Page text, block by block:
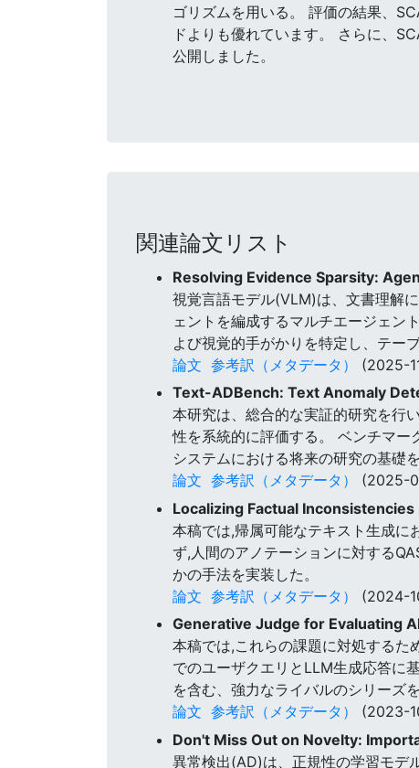
ゴリズムを用いる。 評価の結果、
ドよりも優れています。 さらに、
公開しました。
関連論文リスト
Resolving Evidence Sparsity:
視覚言語モデル(VLM)は、文書理解
ェントを編成するマルチエージェン
よび視覚的手がかりを特定し、テー
論文 参考訳（メタデータ）
(2025-
Text-ADBench: Text Anomaly
本研究は、総合的な実証的研究を行
性を系統的に評価する。 ベンチマー
システムにおける将来の研究の基礎を
論文 参考訳（メタデータ）
(2025-
Localizing Factual
本稿では,帰属可能なテキスト生成
ず,人間のアノテーションに対する
かの手法を実装した。
論文 参考訳（メタデータ）
(2024-
Generative Judge for Evaluating
本稿では,これらの課題に対処する
でのユーザクエリとLLM生成応答に
を含む、強力なライバルのシリーズ
論文 参考訳（メタデータ）
(2023-
Don't Miss Out on Novelty:
異常検出(AD)は、正規性の学習モデ